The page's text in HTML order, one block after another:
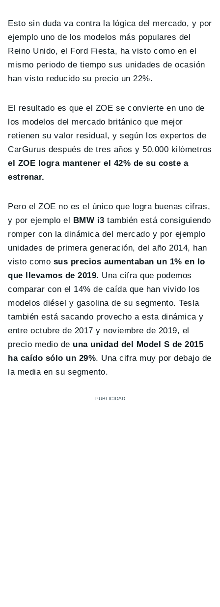
Esto sin duda va contra la lógica del mercado, y por
ejemplo uno de los modelos más populares del
Reino Unido, el Ford Fiesta, ha visto como en el
mismo periodo de tiempo sus unidades de ocasión
han visto reducido su precio un 22%.
El resultado es que el ZOE se convierte en uno de
los modelos del mercado británico que mejor
retienen su valor residual, y según los expertos de
CarGurus después de tres años y 50.000 kilómetros
el ZOE logra mantener el 42% de su coste a
estrenar.
Pero el ZOE no es el único que logra buenas cifras,
y por ejemplo el BMW i3 también está consiguiendo
romper con la dinámica del mercado y por ejemplo
unidades de primera generación, del año 2014, han
visto como sus precios aumentaban un 1% en lo
que llevamos de 2019. Una cifra que podemos
comparar con el 14% de caída que han vivido los
modelos diésel y gasolina de su segmento. Tesla
también está sacando provecho a esta dinámica y
entre octubre de 2017 y noviembre de 2019, el
precio medio de una unidad del Model S de 2015
ha caído sólo un 29%. Una cifra muy por debajo de
la media en su segmento.